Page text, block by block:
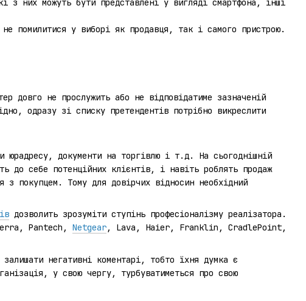
з них можуть бути представлені у вигляді смартфона, інші
помилитися у виборі як продавця, так і самого пристрою.
довго не прослужить або не відповідатиме зазначеній
одразу зі списку претендентів потрібно викреслити
юрадресу, документи на торгівлю і т.д. На сьогоднішній
до себе потенційних клієнтів, і навіть роблять продаж
з покупцем. Тому для довірчих відносин необхідний
дозволить зрозуміти ступінь професіоналізму реалізатора.
Pantech, Netgear, Lava, Haier, Franklin, CradlePoint,
негативні коментарі, тобто їхня думка є
у свою чергу, турбуватиметься про свою